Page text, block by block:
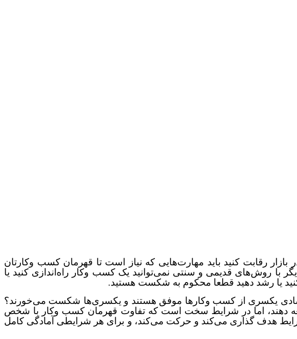
رقابت کنید باید مهارت‌هایی که نیاز است تا قهرمان کسب وکارتان
با روش‌های قدیمی و سنتی نمی‌توانید یک کسب وکار راه‌اندازی کنید یا
یا رشد دهید قطعا محکوم به شکست هستید.
یکسری از کسب وکارها موفق هستند و یکسری‌ها شکست می‌خورند؟
دهند، اما در شرایط سخت است که تفاوت قهرمان کسب وکار با شخص
هدف گذاری می‌کند و حرکت می‌کند، و برای هر شرایطی آمادگی کامل